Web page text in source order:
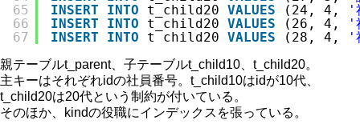
65
66
67
INSERT
INTO t_child20 VALUES (24, 4,
'
INSERT
INTO t_child20 VALUES (26, 4,
'
INSERT
INTO t_child20 VALUES (28, 4, '
親テーブルt_parent、子テーブルt_child10、t_child20。
主キーはそれぞれidの社員番号。t_child10はidが10代、
t_child20は20代という制約が付いている。
そのほか、kindの役職にインデックスを張っている。